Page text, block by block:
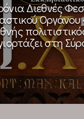
Διεθνές
στη